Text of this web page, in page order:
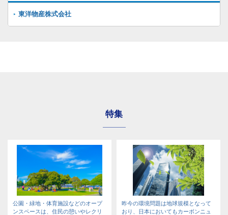
東洋物産株式会社
特集
公園・緑地・体育施設などのオープ
ンスペースは、住民の憩いやレクリ
昨今の環境問題は地球規模となって
おり、日本においてもカーボンニュ